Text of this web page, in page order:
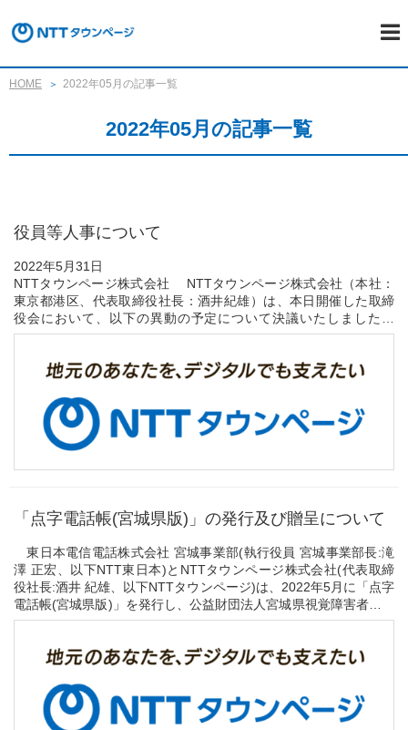
HOME 2022年05月の記事一覧
2022年05月の記事一覧
役員等人事について
2022年5月31日
NTTタウンページ株式会社 NTTタウンページ株式会社（本社：
東京都港区、代表取締役社長：酒井紀雄）は、本日開催した取締
役会において、以下の異動の予定について決議いたしましたの
で、お知らせいたします。
「点字電話帳(宮城県版)」の発行及び贈呈について
東日本電信電話株式会社 宮城事業部(執行役員 宮城事業部長:滝
澤 正宏、以下NTT東日本)とNTTタウンページ株式会社(代表取締
役社長:酒井 紀雄、以下NTTタウンページ)は、2022年5月に「点字
電話帳(宮城県版)」を発行し、公益財団法人宮城県視覚障害者福祉
協会へ贈呈いたします。